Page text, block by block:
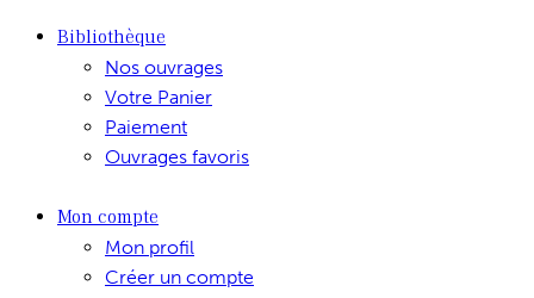
Bibliothèque
Nos ouvrages
Votre Panier
Paiement
Ouvrages favoris
Mon compte
Mon profil
Créer un compte